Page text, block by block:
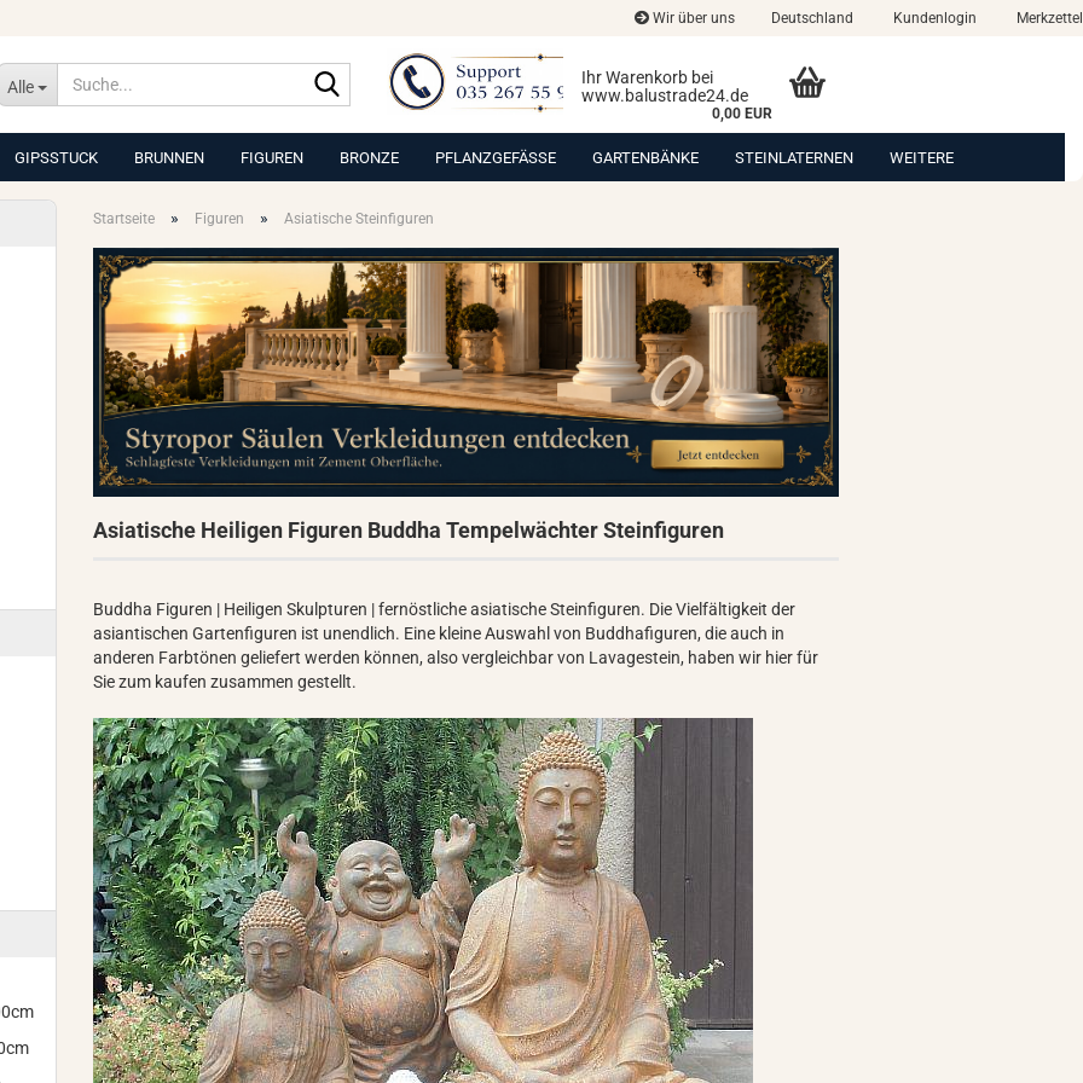
Wir über uns Deutschland Kundenlogin Merkzettel
Alle
Suche...
Ihr Warenkorb bei
www.balustrade24.de
0,00 EUR
GIPSSTUCK BRUNNEN FIGUREN BRONZE PFLANZGEFÄSSE GARTENBÄNKE STEINLATERNEN WEITERE
Startseite » Figuren » Asiatische Steinfiguren
Asiatische Heiligen Figuren Buddha Tempelwächter Steinfiguren
Buddha Figuren | Heiligen Skulpturen | fernöstliche asiatische Steinfiguren. Die Vielfältigkeit der
asiantischen Gartenfiguren ist unendlich. Eine kleine Auswahl von Buddhafiguren, die auch in
anderen Farbtönen geliefert werden können, also vergleichbar von Lavagestein, haben wir hier für
Sie zum kaufen zusammen gestellt.